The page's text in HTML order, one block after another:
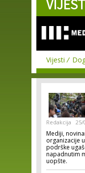
Vijesti
Redakcija
25/
Mediji,
organizacije
podrške
napadnutim
uopšte.